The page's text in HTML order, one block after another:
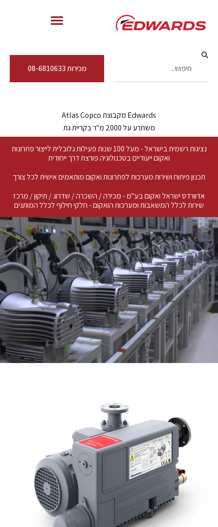
מכירות 08-6810633
Edwards מקבוצת Atlas Copco
משתרע על 2000 מ"ר בקריית גת
נציגות רשמית בישראל - מעל 100 שנות פעילות גלובלית לייצור פתרונות
ואקום ייעודיים בטכנולוגיה פורצת דרך ייחודית
תכנון פיתוח ושירות מערכות לפתרונות ואקום מותאמים אישית לכל צורך
אדוורדס ישראל ואקום בע"מ - מכירה / השכרה / שדרוג / תיקון / מרכז
שירות לכלל המשאבות ומערכות הואקום - חלקי חילוף לכלל המותגים